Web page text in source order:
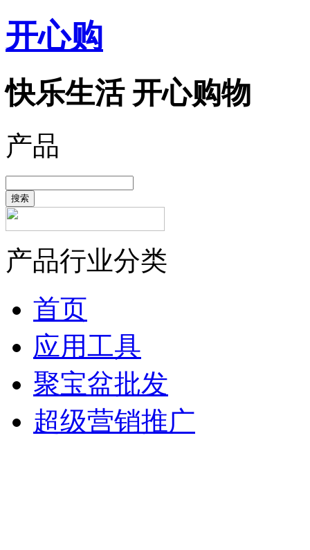
开心购
快乐生活 开心购物
产品
搜索
产品行业分类
首页
应用工具
聚宝盆批发
超级营销推广